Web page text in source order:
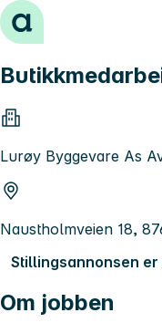
Hopp til innhold
Lurøy Byggevare As
Naustholmveien 18,
Stillingsannonsen er
Om jobben